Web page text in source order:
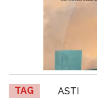
TAG ASTI